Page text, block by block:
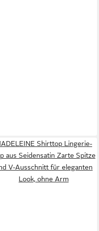
Shirttop Lingerie-
aus Seidensatin Zarte Spitze
V-Ausschnitt für eleganten
Look, ohne Arm